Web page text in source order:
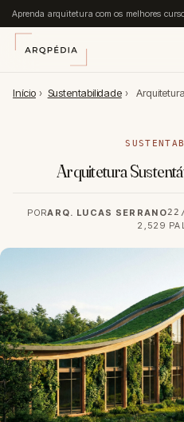
Aprenda arquitetura com os melhores
Início › Sustentabilidade ›
Arquitetura
PORARQ. LUCAS SERRANO
2,529